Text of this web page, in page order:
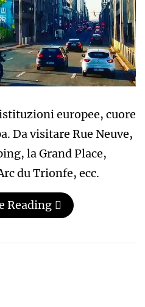
europee, cuore
Da visitare Rue Neuve,
la Grand Place,
du Trionfe, ecc.
Reading